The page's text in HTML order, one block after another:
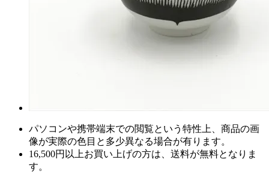
パソコンや携帯端末での閲覧という特性上、商品の画
像が実際の色目と多少異なる場合が有ります。
16,500円以上お買い上げの方は、 送料が無料となりま
す。